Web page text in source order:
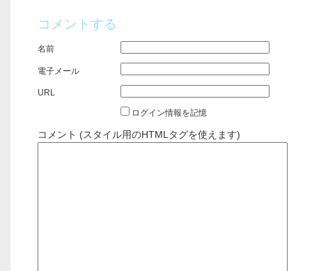
コメントする
名前
電子メール
URL
ログイン情報を記憶
コメント (スタイル用のHTMLタグを使えます)